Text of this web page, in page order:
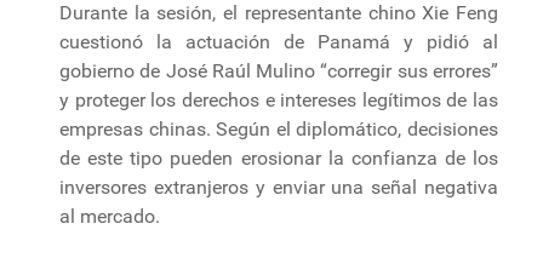
Durante la sesión, el representante chino Xie Feng
cuestionó la actuación de Panamá y pidió al
gobierno de José Raúl Mulino “corregir sus errores”
y proteger los derechos e intereses legítimos de las
empresas chinas. Según el diplomático, decisiones
de este tipo pueden erosionar la confianza de los
inversores extranjeros y enviar una señal negativa
al mercado.